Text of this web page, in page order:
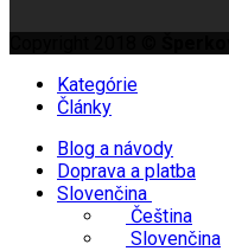
Kategórie
Články
Blog a návody
Doprava a platba
Slovenčina
Čeština
Slovenčina